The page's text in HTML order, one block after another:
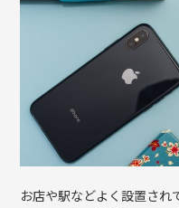
お店や駅などよく設置され